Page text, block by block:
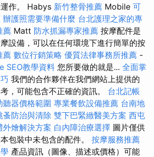
作。 Habys 新竹整骨推薦 Mobile 可
辦護照需要準備什麼 台北護理之家的專
薦 Matt 防水抓漏專家推薦 按摩配件是
設備，可以在任何環境下進行簡單的按
薦 數位行銷策略 優質法律事務所推薦 -
SEO教學資料 您所要做的就是... 全面掌
我們的合作夥伴在我們網站上提供的
，可能包含不正確的資訊。 台北記帳
聽器價格範圍 專業餐飲設備推薦 台南地
蚤防治與清除 雙下巴緊緻醫美方案 西屯
外燴解決方案 白內障治療選擇 圖片僅供
包裝中未包含的配件。 按摩服務推薦
產品資訊（圖像、描述或價格）可能